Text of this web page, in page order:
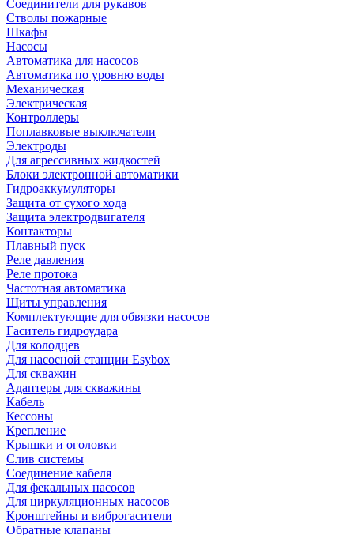
Соединители для рукавов
Стволы пожарные
Шкафы
Насосы
Автоматика для насосов
Автоматика по уровню воды
Механическая
Электрическая
Контроллеры
Поплавковые выключатели
Электроды
Для агрессивных жидкостей
Блоки электронной автоматики
Гидроаккумуляторы
Защита от сухого хода
Защита электродвигателя
Контакторы
Плавный пуск
Реле давления
Реле протока
Частотная автоматика
Щиты управления
Комплектующие для обвязки насосов
Гаситель гидроудара
Для колодцев
Для насосной станции Esybox
Для скважин
Адаптеры для скважины
Кабель
Кессоны
Крепление
Крышки и оголовки
Слив системы
Соединение кабеля
Для фекальных насосов
Для циркуляционных насосов
Кронштейны и виброгасители
Обратные клапаны